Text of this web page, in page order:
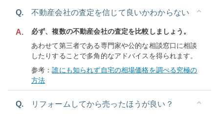
Q. 不動産会社の査定を信じて良いかわからない
A.
必ず、複数の不動産会社の査定を比較しましょう。
あわせて第三者である専門家や公的な相談窓口に相談
したりすることで多角的なアドバイスを得られます。
参考：誰にも知られず自宅の相場価格を調べる究極の
方法
Q. リフォームしてから売ったほうが良い？